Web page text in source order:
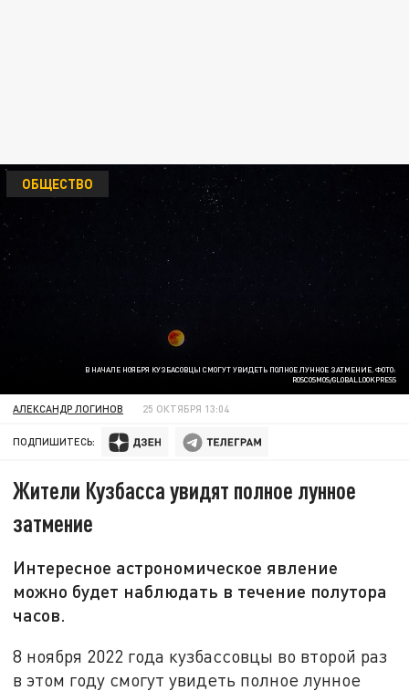
В НАЧАЛЕ НОЯБРЯ КУЗБАСОВЦЫ СМОГУТ УВИДЕТЬ ПОЛНОЕ ЛУННОЕ ЗАТМЕНИЕ. ФОТО:
ROSCOSMOS/GLOBALLOOKPRESS
ОБЩЕСТВО
АЛЕКСАНДР ЛОГИНОВ 25 ОКТЯБРЯ 13:04
ПОДПИШИТЕСЬ:
Жители Кузбасса увидят полное лунное
затмение
Интересное астрономическое явление
можно будет наблюдать в течение полутора
часов.
8 ноября 2022 года кузбассовцы во второй раз
в этом году смогут увидеть полное лунное